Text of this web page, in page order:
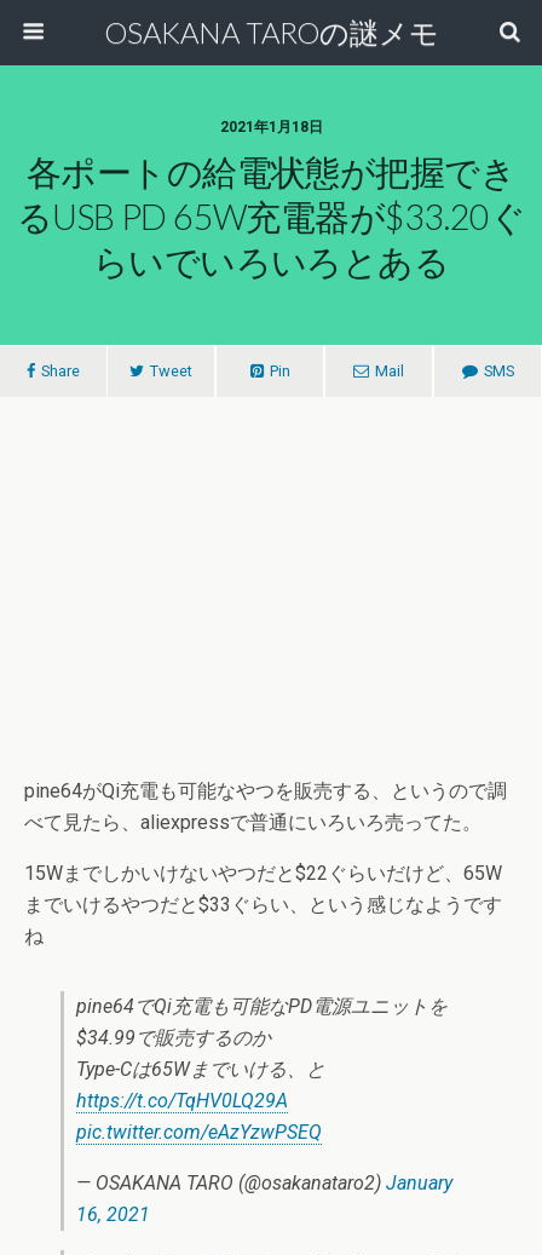
OSAKANA TAROの謎メモ
2021年1月18日
各ポートの給電状態が把握でき
るUSB PD 65W充電器が$33.20ぐ
らいでいろいろとある
Share Tweet Pin Mail SMS
pine64がQi充電も可能なやつを販売する、というので調
べて見たら、aliexpressで普通にいろいろ売ってた。
15Wまでしかいけないやつだと$22ぐらいだけど、65W
までいけるやつだと$33ぐらい、という感じなようです
ね
pine64でQi充電も可能なPD電源ユニットを
$34.99で販売するのか
Type-Cは65Wまでいける、と
https://t.co/TqHV0LQ29A
pic.twitter.com/eAzYzwPSEQ
— OSAKANA TARO (@osakanataro2) January
16, 2021